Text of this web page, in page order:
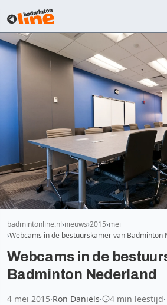
badmintonline.nl nieuws 2015 mei
Webcams in de bestuurskamer van Badminton
Webcams in de
Badminton Nederland
4 mei 2015·Ron Daniëls· 4 min leestijd·